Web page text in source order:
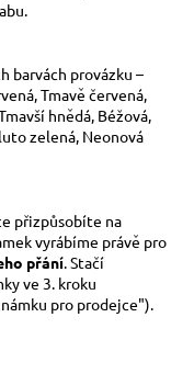
barvách provázku –
Tmavě červená,
hnědá, Béžová,
zelená, Neonová
přizpůsobíte na
vyrábíme právě pro
přání . Stačí
ve 3. kroku
pro prodejce").